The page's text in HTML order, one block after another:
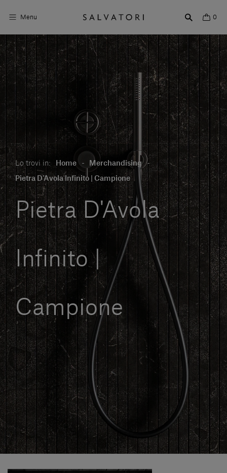
Menu 0
Superfici
Arredo bagno
Arredo casa
Shop the Look
Storie di Design
Chi siamo
Vieni a trovarci
Servizi al cliente
Accedi
Italiano
Contattaci
Lo trovi in: Home - Merchandising -
Pietra D'Avola Infinito | Campione
Pietra D'Avola
Infinito |
Campione